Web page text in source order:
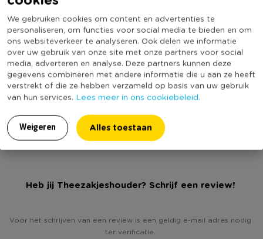
We gebruiken cookies om content en advertenties te
personaliseren, om functies voor social media te bieden en om
ons websiteverkeer te analyseren. Ook delen we informatie
over uw gebruik van onze site met onze partners voor social
media, adverteren en analyse. Deze partners kunnen deze
gegevens combineren met andere informatie die u aan ze heeft
verstrekt of die ze hebben verzameld op basis van uw gebruik
van hun services. Lees meer in ons cookiebeleid.
Weigeren Alles toestaan
Materiaal
Productbreedte (cm)
7
Producthoogte (cm)
5
Kleur
Zwart
Minimale bestelhoeveelheid
5
Productlengte (cm)
2
Duurzaamheidsscore
(Nog) geen score
bekend
Heb jij Theezakjeshouder? Schrijf een review!
Voor het schrijven van een review is een geldig e-mail adres nodig
ter verificatie.